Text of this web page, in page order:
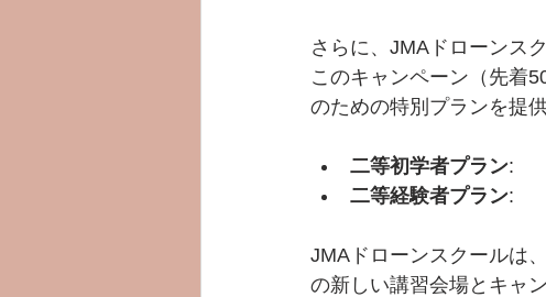
さらに、JMAドローンス
このキャンペーン（先着
のための特別プランを提供
二等初学者プラン:
二等経験者プラン:
JMAドローンスクールは
の新しい講習会場とキャ